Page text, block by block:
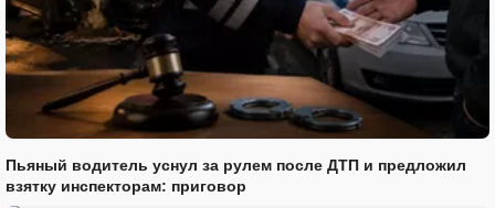
Пьяный водитель уснул за рулем после ДТП и предложил
взятку инспекторам: приговор